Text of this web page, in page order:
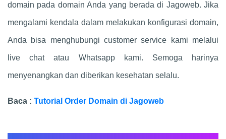
domain pada domain Anda yang berada di Jagoweb. Jika
mengalami kendala dalam melakukan konfigurasi domain,
Anda bisa menghubungi customer service kami melalui
live chat atau Whatsapp kami. Semoga harinya
menyenangkan dan diberikan kesehatan selalu.
Baca : Tutorial Order Domain di Jagoweb